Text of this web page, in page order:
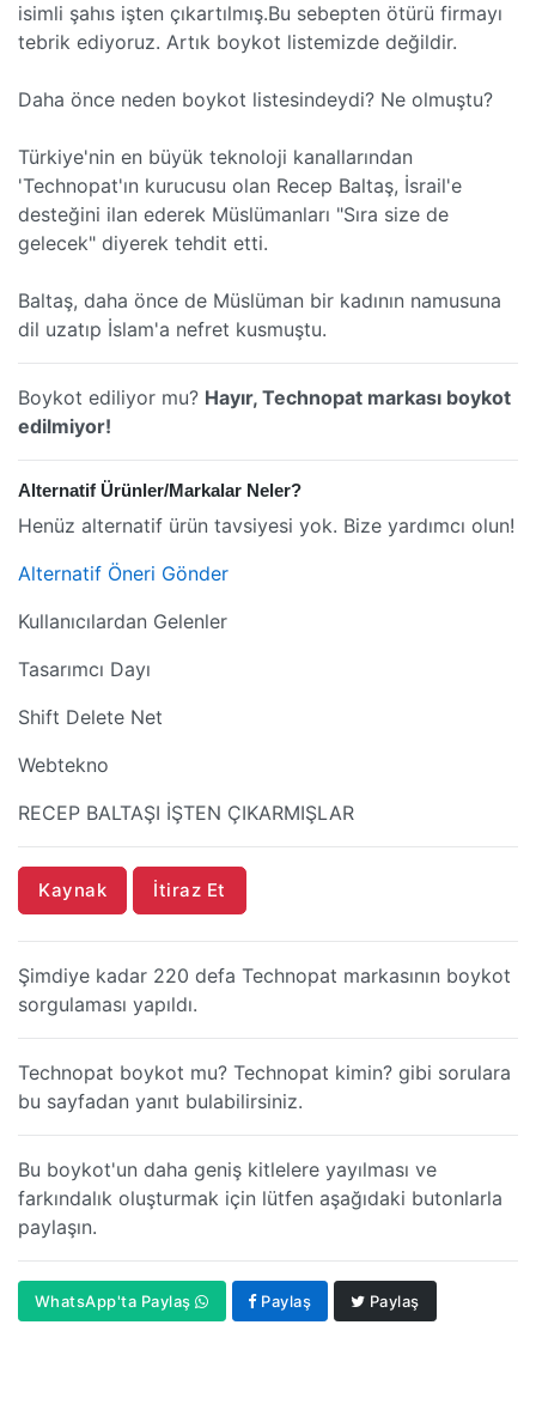
isimli şahıs işten çıkartılmış.Bu sebepten ötürü firmayı
tebrik ediyoruz. Artık boykot listemizde değildir.
Daha önce neden boykot listesindeydi? Ne olmuştu?
Türkiye'nin en büyük teknoloji kanallarından
'Technopat'ın kurucusu olan Recep Baltaş, İsrail'e
desteğini ilan ederek Müslümanları "Sıra size de
gelecek" diyerek tehdit etti.
Baltaş, daha önce de Müslüman bir kadının namusuna
dil uzatıp İslam'a nefret kusmuştu.
Boykot ediliyor mu? Hayır, Technopat markası boykot
edilmiyor!
Alternatif Ürünler/Markalar Neler?
Henüz alternatif ürün tavsiyesi yok. Bize yardımcı olun!
Alternatif Öneri Gönder
Kullanıcılardan Gelenler
Tasarımcı Dayı
Shift Delete Net
Webtekno
RECEP BALTAŞI İŞTEN ÇIKARMIŞLAR
Kaynak İtiraz Et
Şimdiye kadar 220 defa Technopat markasının boykot
sorgulaması yapıldı.
Technopat boykot mu? Technopat kimin? gibi sorulara
bu sayfadan yanıt bulabilirsiniz.
Bu boykot'un daha geniş kitlelere yayılması ve
farkındalık oluşturmak için lütfen aşağıdaki butonlarla
paylaşın.
WhatsApp'ta Paylaş Paylaş Paylaş